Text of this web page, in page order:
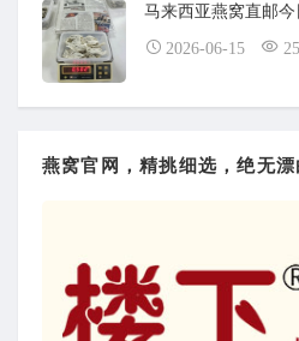
马来西亚燕窝直邮今
2026-06-15
燕窝官网，精挑细选，绝无漂